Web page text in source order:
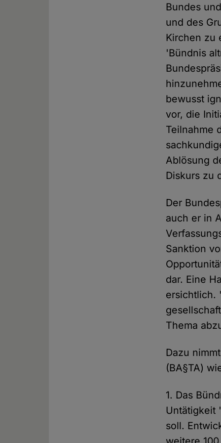
Bundes
und des
Kirchen zu
'Bündnis
bewusst
vor, die
Teilnahme
Ablösung
Diskurs zu
Der
auch er in
Sanktion
dar. Eine
ersichtlich.
Thema
Dazu
(BA§TA)
1. Das
Untätigkeit
soll.